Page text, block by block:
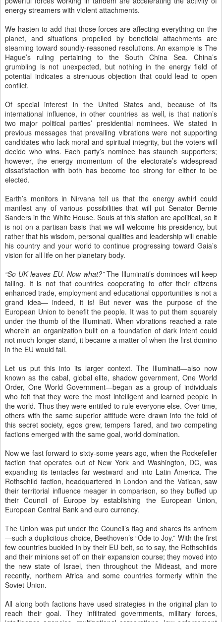
Of special interest in the United States and, because of its
two major political parties’ presidential nominees. We stated in
previous messages that prevailing vibrations were not supporting
candidates who lack moral and spiritual integrity, but the voters will
decide who wins. Each party’s nominee has staunch supporters;
however, the energy momentum of the electorate’s widespread
dissatisfaction with both has become too strong for either to be
elected.
Earth’s monitors in Nirvana tell us that the energy awhirl could
manifest any of various possibilities that will put Senator Bernie
Sanders in the White House. Souls at this station are apolitical, so it
is not on a partisan basis that we will welcome his presidency, but
rather that his wisdom, personal qualities and leadership will enable
his country and your world to continue progressing toward Gaia’s
vision for all life on her planetary body.
“So UK leaves EU. Now what?”
enhanced trade, employment and educational opportunities is not a
grand idea— indeed, it is! But never was the purpose of the
European Union to benefit the people. It was to put them squarely
under the thumb of the Illuminati. When vibrations reached a rate
wherein an organization built on a foundation of dark intent could
not much longer stand, it became a matter of when the first domino
in the EU would fall.
Let us put this into its larger context. The Illuminati—also now
known as the cabal, global elite, shadow government, One World
Order, One World Government—began as a group of individuals
who felt that they were the most intelligent and learned people in
the world. Thus they were entitled to rule everyone else. Over time,
others with the same superior attitude were drawn into the fold of
this secret society, egos grew, tempers flared, and two competing
factions emerged with the same goal, world domination.
faction that operates out of New York and Washington, DC, was
expanding its tentacles far westward and into Latin America. The
Rothschild faction, headquartered in London and the Vatican, saw
their territorial influence meager in comparison, so they buffed up
their Council of Europe by establishing the European Union,
European Central Bank and euro currency.
The Union was put under the Council’s flag and shares its anthem
few countries buckled in by their EU belt, so to say, the Rothschilds
and their minions set off on their expansion course; they moved into
the new state of Israel, then throughout the Mideast, and more
recently, northern Africa and some countries formerly within the
Soviet Union.
All along both factions have used strategies in the original plan to
intelligence agencies, multinational corporations, law enforcement
and justice systems, religious hierarchies, entertainment industry,
medical and educational fields. They garnered fortunes by
manipulating the global economy through stock markets, banking
and lending institutions, usurious interest rates and unfair taxation.
They initiated civil wars, wars between adjoining countries, and
World Wars I and II; assassinated or imprisoned opposition; formed
mainstream media and the illegal drug trade; and took over natural
resources wherever they went.